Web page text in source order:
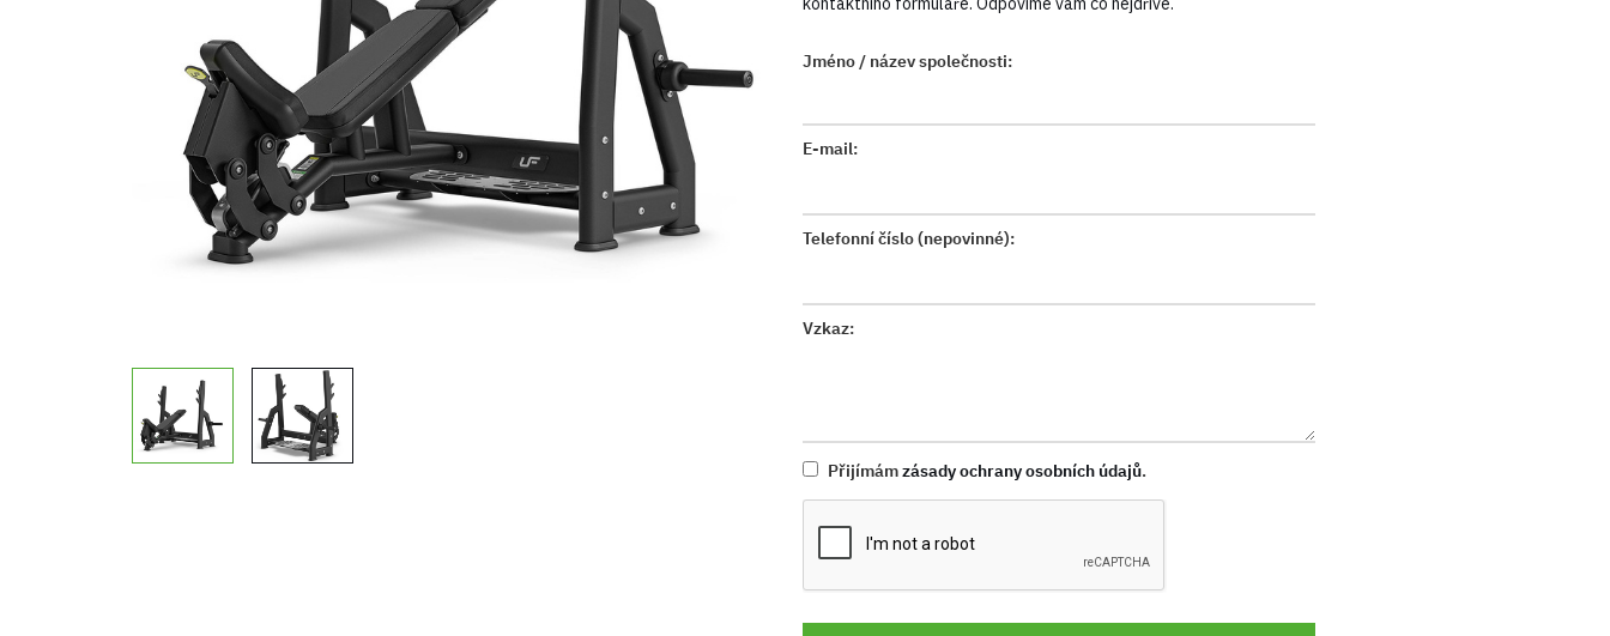
Jméno / název společnosti:
E-mail:
Telefonní číslo (nepovinné):
Vzkaz:
Přijímámzásady ochrany osobních údajů.